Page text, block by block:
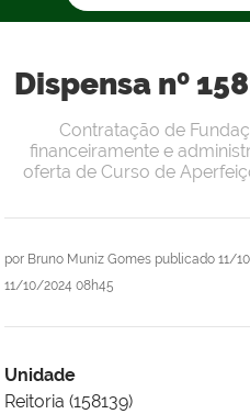
Dispensa nº
por Bruno Muniz Gomes publicado 11/
11/10/2024 08h45
Contratação de
financeiramente e
oferta de Curso de
Unidade
Reitoria (158139)